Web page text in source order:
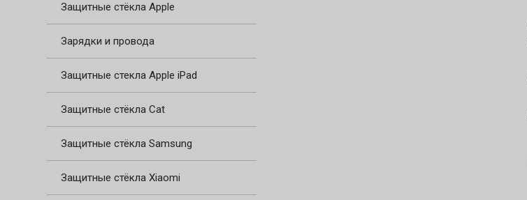
Защитные стёкла Apple
Зарядки и провода
Защитные стекла Apple iPad
Защитные стёкла Cat
Защитные стёкла Samsung
Защитные стёкла Xiaomi